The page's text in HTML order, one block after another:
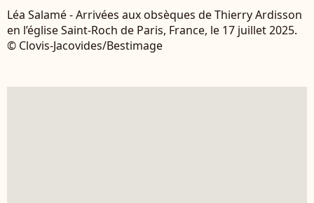
Léa Salamé - Arrivées aux obsèques de Thierry Ardisson
en l’église Saint-Roch de Paris, France, le 17 juillet 2025.
© Clovis-Jacovides/Bestimage